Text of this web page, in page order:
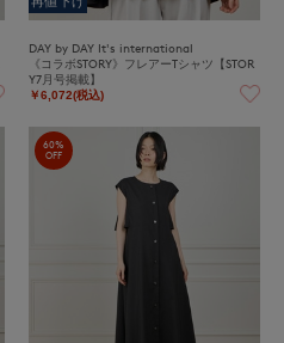
DAY by DAY It's international
《コラボSTORY》フレアーTシャツ【STOR
Y7月号掲載】
￥6,072(税込)
60%
OFF